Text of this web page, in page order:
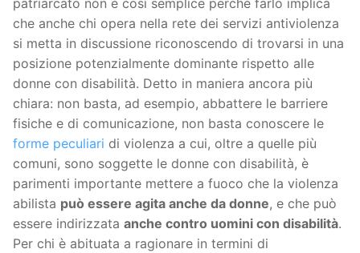
patriarcato non è così semplice perché farlo implica
che anche chi opera nella rete dei servizi antiviolenza
si metta in discussione riconoscendo di trovarsi in una
posizione potenzialmente dominante rispetto alle
donne con disabilità. Detto in maniera ancora più
chiara: non basta, ad esempio, abbattere le barriere
fisiche e di comunicazione, non basta conoscere le
forme peculiari di violenza a cui, oltre a quelle più
comuni, sono soggette le donne con disabilità, è
parimenti importante mettere a fuoco che la violenza
abilista può essere agita anche da donne, e che può
essere indirizzata anche contro uomini con disabilità.
Per chi è abituata a ragionare in termini di